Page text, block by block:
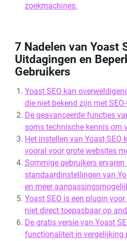
zoekmachines.
7 Nadelen van Yoast
Uitdagingen en
Gebruikers
Yoast SEO kan
die niet bekend zijn met
De geavanceerde functies
soms technische kennis om
Het instellen van Yoast SEO
vooral voor grote websites
Sommige gebruikers ervaren
standaardinstellingen van
en meer
Yoast SEO is een plugin
niet direct toepasbaar op
De gratis versie van Yoast
functionaliteit in vergelijking